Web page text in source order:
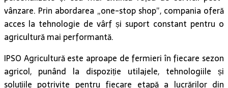
agricultură mai performantă.
IPSO Agricultură este aproape de fermieri în fiecare sezon
agricol, punând la dispoziție utilajele, tehnologiile și
soluțiile potrivite pentru fiecare etapă a lucrărilor din
fermă, contribuind astfel la creșterea eficienței și
profitabilității acestora.